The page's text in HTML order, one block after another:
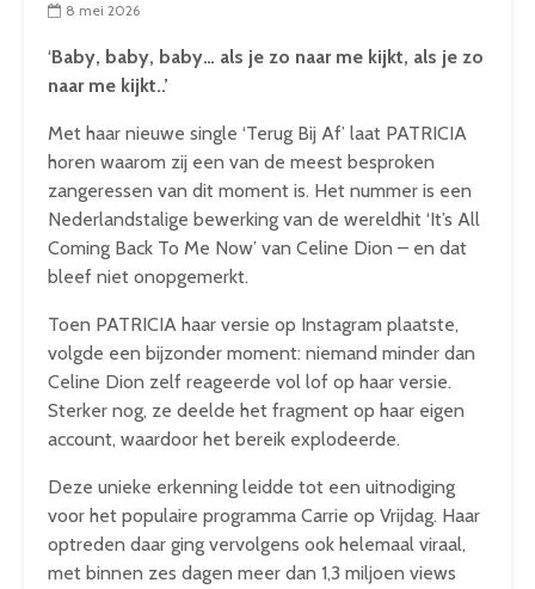
8 mei 2026
‘Baby, baby, baby… als je zo naar me kijkt, als je zo
naar me kijkt..’
Met haar nieuwe single ‘Terug Bij Af’ laat PATRICIA
horen waarom zij een van de meest besproken
zangeressen van dit moment is. Het nummer is een
Nederlandstalige bewerking van de wereldhit ‘It’s All
Coming Back To Me Now’ van Celine Dion – en dat
bleef niet onopgemerkt.
Toen PATRICIA haar versie op Instagram plaatste,
volgde een bijzonder moment: niemand minder dan
Celine Dion zelf reageerde vol lof op haar versie.
Sterker nog, ze deelde het fragment op haar eigen
account, waardoor het bereik explodeerde.
Deze unieke erkenning leidde tot een uitnodiging
voor het populaire programma Carrie op Vrijdag. Haar
optreden daar ging vervolgens ook helemaal viraal,
met binnen zes dagen meer dan 1,3 miljoen views